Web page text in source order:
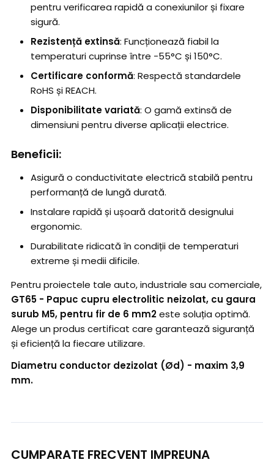
pentru verificarea rapidă a conexiunilor și fixare
sigură.
Rezistență extinsă: Funcționează fiabil la
temperaturi cuprinse între -55°C și 150°C.
Certificare conformă: Respectă standardele
RoHS și REACH.
Disponibilitate variată: O gamă extinsă de
dimensiuni pentru diverse aplicații electrice.
Beneficii:
Asigură o conductivitate electrică stabilă pentru
performanță de lungă durată.
Instalare rapidă și ușoară datorită designului
ergonomic.
Durabilitate ridicată în condiții de temperaturi
extreme și medii dificile.
Pentru proiectele tale auto, industriale sau comerciale,
GT65 - Papuc cupru electrolitic neizolat, cu gaura
surub M5, pentru fir de 6 mm2este soluția optimă.
Alege un produs certificat care garantează siguranță
și eficiență la fiecare utilizare.
Diametru conductor dezizolat (Ød) - maxim 3,9
mm.
CUMPARATE FRECVENT IMPREUNA